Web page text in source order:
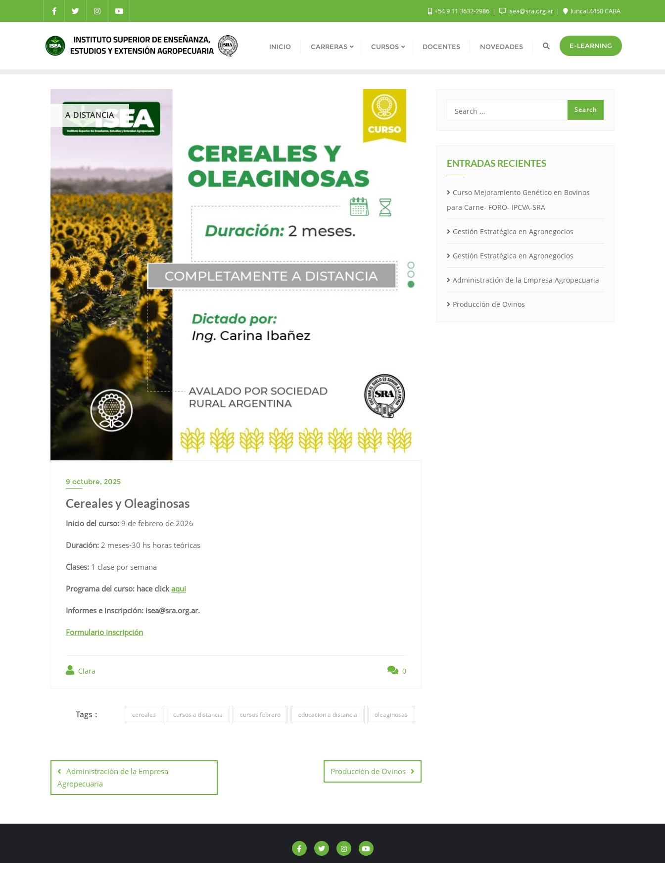
+54 9 11 3632-2986 isea@sra.org.ar Juncal 4450 CABA
INICIO CARRERAS CURSOS DOCENTES NOVEDADES E-LEARNING
A DISTANCIA
9 octubre, 2025
Cereales y Oleaginosas
Inicio del curso: 9 de febrero de 2026
Duración: 2 meses-30 hs horas teóricas
Clases: 1 clase por semana
Programa del curso: hace click aqui
Informes e inscripción: isea@sra.org.ar.
Formulario inscripción
Clara 0
Tags : cereales cursos a distancia cursos febrero educacion a distancia oleaginosas
Administración de la Empresa
Agropecuaria
Producción de Ovinos
ENTRADAS RECIENTES
Curso Mejoramiento Genético en Bovinos
para Carne- FORO- IPCVA-SRA
Gestión Estratégica en Agronegocios
Gestión Estratégica en Agronegocios
Administración de la Empresa Agropecuaria
Producción de Ovinos